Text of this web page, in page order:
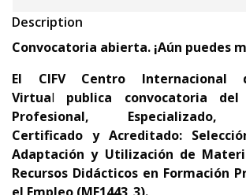
Description
Convocatoria abierta. ¡Aún puedes
El
CIFV Centro Internacional
Virtual publica convocatoria del
Profesional, Especializado,
Certificado y Acreditado:
Adaptación y Utilización de
Recursos Didácticos en Formación